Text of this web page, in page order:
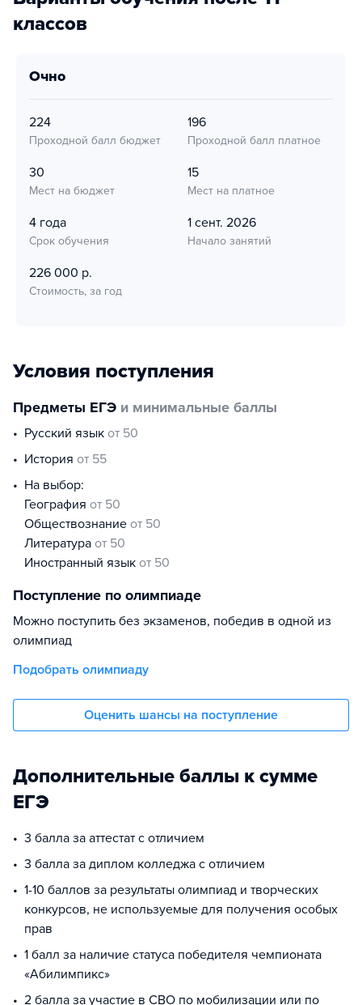
классов
очно
224
Проходной балл бюджет
196
Проходной балл платное
30
Мест на бюджет
15
Мест на платное
4 года
Срок обучения
1 сент. 2026
Начало занятий
226 000 р.
Стоимость, за год
Условия поступления
Предметы ЕГЭ и минимальные баллы
русский язык от 50
история от 55
На выбор:
география от 50
обществознание от 50
литература от 50
иностранный язык от 50
Поступление по олимпиаде
Можно поступить без экзаменов, победив в одной из
олимпиад
Подобрать олимпиаду
Оценить шансы на поступление
Дополнительные баллы к сумме
ЕГЭ
3 балла за аттестат с отличием
3 балла за диплом колледжа с отличием
1-10 баллов за результаты олимпиад и творческих
конкурсов, не используемые для получения особых
прав
1 балл за наличие статуса победителя чемпионата
«Абилимпикс»
2 балла за участие в СВО по мобилизации или по